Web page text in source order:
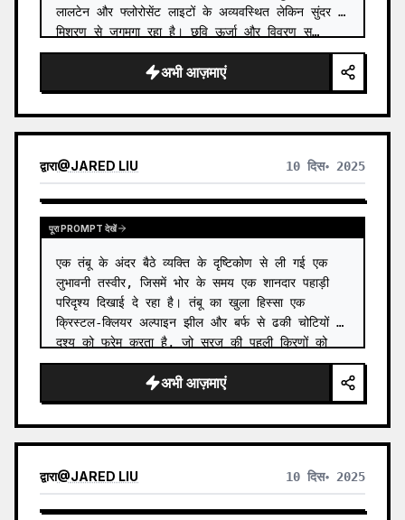
लालटेन और फ्लोरोसेंट लाइटों के अव्यवस्थित लेकिन सुंदर
मिश्रण से जगमगा रहा है। छवि ऊर्जा और विवरण स…
अभी आज़माएं
द्वारा@JARED LIU 10 दिस॰ 2025
पूरा PROMPT देखें
एक तंबू के अंदर बैठे व्यक्ति के दृष्टिकोण से ली गई एक
लुभावनी तस्वीर, जिसमें भोर के समय एक शानदार पहाड़ी
परिदृश्य दिखाई दे रहा है। तंबू का खुला हिस्सा एक
क्रिस्टल-क्लियर अल्पाइन झील और बर्फ से ढकी चोटियों के
दृश्य को फ्रेम करता है, जो सूरज की पहली किरणों को
पक…
अभी आज़माएं
द्वारा@JARED LIU 10 दिस॰ 2025